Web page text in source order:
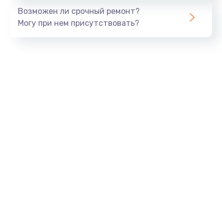
Возможен ли срочный ремонт?
Могу при нем присутствовать?